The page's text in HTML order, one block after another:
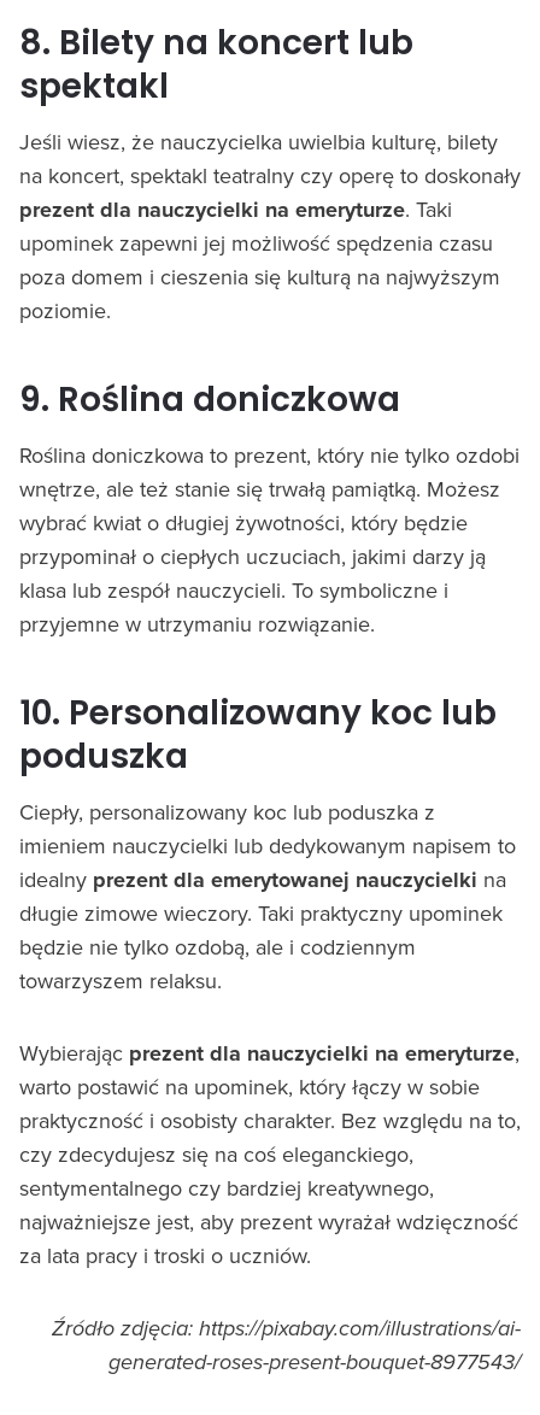
8. Bilety na koncert lub
spektakl
Jeśli wiesz, że nauczycielka uwielbia kulturę, bilety
na koncert, spektakl teatralny czy operę to doskonały
prezent dla nauczycielki na emeryturze. Taki
upominek zapewni jej możliwość spędzenia czasu
poza domem i cieszenia się kulturą na najwyższym
poziomie.
9. Roślina doniczkowa
Roślina doniczkowa to prezent, który nie tylko ozdobi
wnętrze, ale też stanie się trwałą pamiątką. Możesz
wybrać kwiat o długiej żywotności, który będzie
przypominał o ciepłych uczuciach, jakimi darzy ją
klasa lub zespół nauczycieli. To symboliczne i
przyjemne w utrzymaniu rozwiązanie.
10. Personalizowany koc lub
poduszka
Ciepły, personalizowany koc lub poduszka z
imieniem nauczycielki lub dedykowanym napisem to
idealny prezent dla emerytowanej nauczycielki na
długie zimowe wieczory. Taki praktyczny upominek
będzie nie tylko ozdobą, ale i codziennym
towarzyszem relaksu.
Wybierając prezent dla nauczycielki na emeryturze,
warto postawić na upominek, który łączy w sobie
praktyczność i osobisty charakter. Bez względu na to,
czy zdecydujesz się na coś eleganckiego,
sentymentalnego czy bardziej kreatywnego,
najważniejsze jest, aby prezent wyrażał wdzięczność
za lata pracy i troski o uczniów.
Źródło zdjęcia: https://pixabay.com/illustrations/ai-
generated-roses-present-bouquet-8977543/